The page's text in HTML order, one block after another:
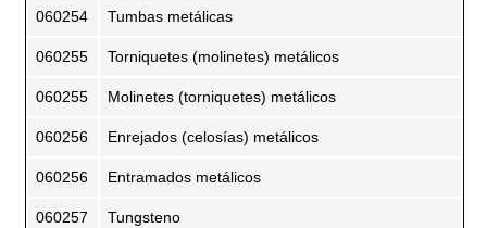
060254 Tumbas metálicas
060255 Torniquetes (molinetes) metálicos
060255 Molinetes (torniquetes) metálicos
060256 Enrejados (celosías) metálicos
060256 Entramados metálicos
060257 Tungsteno